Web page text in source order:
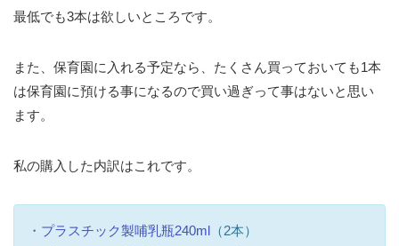
最低でも3本は欲しいところです。
また、保育園に入れる予定なら、たくさん買っておいても1本
は保育園に預ける事になるので買い過ぎって事はないと思い
ます。
私の購入した内訳はこれです。
・ プラスチック製哺乳瓶240ml
（2本）